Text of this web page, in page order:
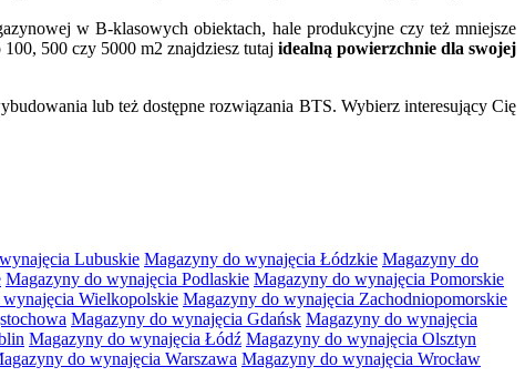
w B-klasowych obiektach, hale produkcyjne czy też mniejsze
500 czy 5000 m2 znajdziesz tutaj idealną powierzchnie dla swojej
lub też dostępne rozwiązania BTS. Wybierz interesujący Cię
Lubuskie Magazyny do wynajęcia Łódzkie Magazyny do
Magazyny do wynajęcia Podlaskie Magazyny do wynajęcia Pomorskie
Wielkopolskie Magazyny do wynajęcia Zachodniopomorskie
Magazyny do wynajęcia Gdańsk Magazyny do wynajęcia
Magazyny do wynajęcia Łódź Magazyny do wynajęcia Olsztyn
do wynajęcia Warszawa Magazyny do wynajęcia Wrocław